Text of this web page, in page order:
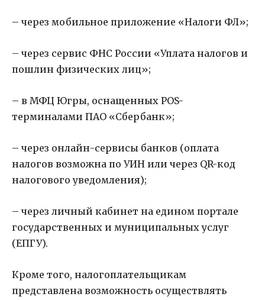
– через мобильное приложение «Налоги ФЛ»;
– через сервис ФНС России «Уплата налогов и
пошлин физических лиц»;
– в МФЦ Югры, оснащенных POS-
терминалами ПАО «Сбербанк»;
– через онлайн-сервисы банков (оплата
налогов возможна по УИН или через QR-код
налогового уведомления);
– через личный кабинет на едином портале
государственных и муниципальных услуг
(ЕПГУ).
Кроме того, налогоплательщикам
представлена возможность осуществлять